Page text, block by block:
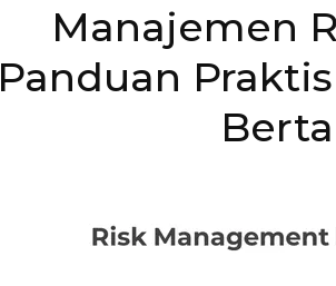
Manajemen
Panduan